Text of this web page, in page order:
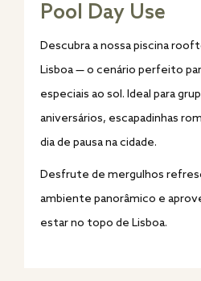
Pool Day Use
Descubra a nossa piscina
Lisboa — o cenário perfeito
especiais ao sol. Ideal para
aniversários, escapadinhas
dia de pausa na cidade.
Desfrute de mergulhos
ambiente panorâmico e
estar no topo de Lisboa.